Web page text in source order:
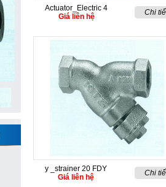
Actuator_Electric 4
Giá liên hệ
Chi
y _strainer 20 FDY
Giá liên hệ
Chi